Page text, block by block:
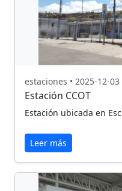
estaciones • 2025-12-03
Estación CCOT
Estación ubicada en
Leer más